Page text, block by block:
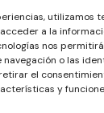
utilizamos
a la
nos
o las
el
y